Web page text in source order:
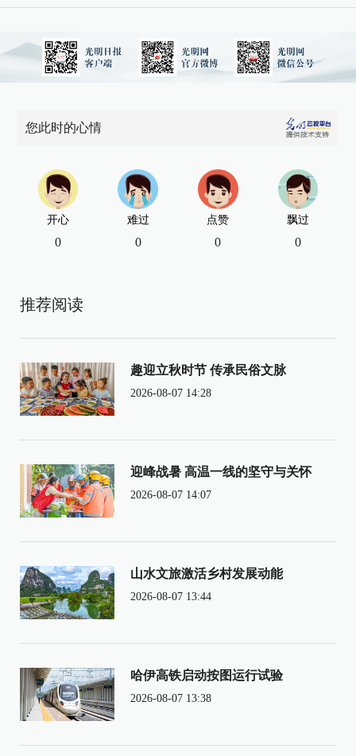
您此时的心情
开心
0
难过
0
点赞
0
飘过
0
推荐阅读
趣迎立秋时节 传承民俗文脉
2026-08-07 14:28
迎峰战暑 高温一线的坚守与关怀
2026-08-07 14:07
山水文旅激活乡村发展动能
2026-08-07 13:44
哈伊高铁启动按图运行试验
2026-08-07 13:38